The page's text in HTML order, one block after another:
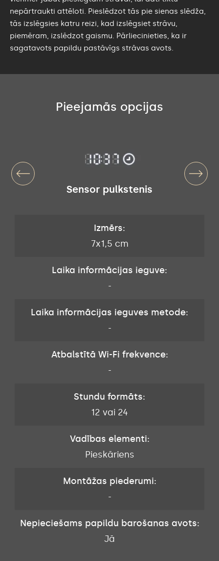
nepārtraukti attēloti. Pieslēdzot tās pie sienas slēdža,
tās izslēgsies katru reizi, kad izslēgsiet strāvu,
piemēram, izslēdzot gaismu. Pārliecinieties, ka ir
sagatavots papildu pastāvīgs strāvas avots.
Pieejamās opcijas
Sensor pulkstenis
Izmērs:
7x1,5 cm
Laika informācijas ieguve:
-
Laika informācijas ieguves metode:
-
Atbalstītā Wi-Fi frekvence:
-
Stundu formāts:
12 vai 24
Vadības elementi:
Pieskāriens
Montāžas piederumi:
-
Nepieciešams papildu barošanas avots:
Jā